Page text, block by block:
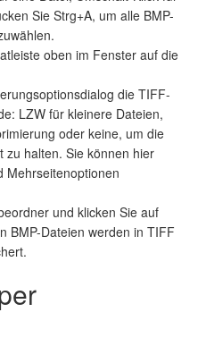
Sie Strg+A, um alle BMP-
oben im Fenster auf die
die TIFF-
LZW für kleinere Dateien,
oder keine, um die
zu halten. Sie können hier
Mehrseitenoptionen
und klicken Sie auf
BMP-Dateien werden in TIFF